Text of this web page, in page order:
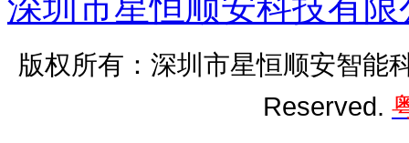
深圳市星恒顺安科技有
版权所有：深圳市星恒顺安智能
Reserved.